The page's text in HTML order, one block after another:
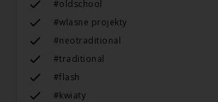
#oldschool
#wlasne projekty
#neotraditional
#traditional
#flash
#kwiaty